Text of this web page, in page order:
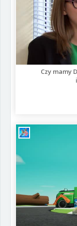
Czy mamy